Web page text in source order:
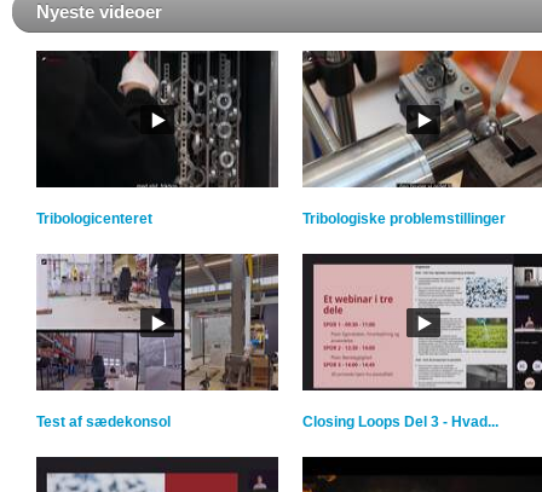
Nyeste videoer
Tribologicenteret Tribologiske problemstillinger
Test af sædekonsol Closing Loops Del 3 - Hvad...